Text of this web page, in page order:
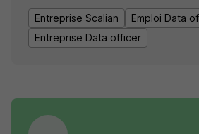
Entreprise Scalian
Emploi Data
Entreprise Data officer